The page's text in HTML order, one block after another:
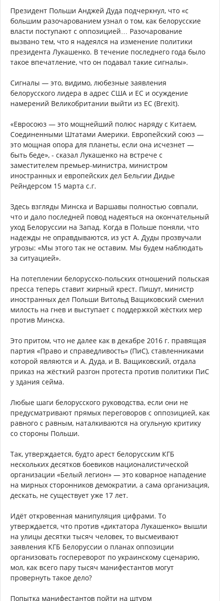
Президент Польши Анджей Дуда подчеркнул, что «с
большим разочарованием узнал о том, как белорусские
власти поступают с оппозицией… Разочарование
вызвано тем, что я надеялся на изменение политики
президента Лукашенко. В течение последнего года было
такое впечатление, что он подавал такие сигналы».
Сигналы — это, видимо, любезные заявления
белорусского лидера в адрес США и ЕС и осуждение
намерений Великобритании выйти из ЕС (Brexit).
«Евросоюз — это мощнейший полюс наряду с Китаем,
Соединенными Штатами Америки. Европейский союз —
это мощная опора для планеты, если она исчезнет —
быть беде», - сказал Лукашенко на встрече с
заместителем премьер-министра, министром
иностранных и европейских дел Бельгии Дидье
Рейндерсом 15 марта с.г.
Здесь взгляды Минска и Варшавы полностью совпали,
что и дало последней повод надеяться на окончательный
уход Белоруссии на Запад. Когда в Польше поняли, что
надежды не оправдываются, из уст А. Дуды прозвучали
угрозы: «Мы этого так не оставим. Мы будем наблюдать
за ситуацией».
На потеплении белорусско-польских отношений польская
пресса теперь ставит жирный крест. Пишут, министр
иностранных дел Польши Витольд Ващиковский сменил
милость на гнев и выступает с поддержкой жёстких мер
против Минска.
Это притом, что не далее как в декабре 2016 г. правящая
партия «Право и справедливость» (ПиС), ставленниками
которой являются и А. Дуда, и В. Ващиковский, отдала
приказ на жёсткий разгон протеста против политики ПиС
у здания сейма.
Любые шаги белорусского руководства, если они не
предусматривают прямых переговоров с оппозицией, как
равного с равным, наталкиваются на огульную критику
со стороны Польши.
Так, утверждается, будто арест белорусским КГБ
нескольких десятков боевиков националистической
организации «Белый легион» — это коварное нападение
на мирных сторонников демократии, а сама организация,
дескать, не существует уже 17 лет.
Идёт откровенная манипуляция цифрами. То
утверждается, что против «диктатора Лукашенко» вышли
на улицы десятки тысяч человек, то высмеивают
заявления КГБ Белоруссии о планах оппозиции
организовать госпереворот по украинскому сценарию,
мол, как всего пару тысяч манифестантов могут
провернуть такое дело?
Попытка манифестантов пойти на штурм